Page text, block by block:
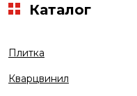
Плитка
Кварцвинил
Каталог